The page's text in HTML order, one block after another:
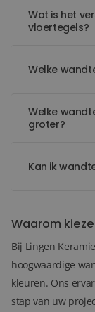
Wat is het
vloertegels?
Welke
Welke
groter?
Kan ik
Waarom
Bij Lingen
hoogwaardige
kleuren. Ons
stap van uw